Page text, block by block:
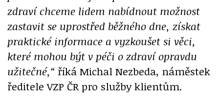
zdraví chceme lidem nabídnout možnost
zastavit se uprostřed běžného dne, získat
praktické informace a vyzkoušet si věci,
které mohou být v péči o zdraví opravdu
užitečné,“ říká Michal Nezbeda, náměstek
ředitele VZP ČR pro služby klientům.